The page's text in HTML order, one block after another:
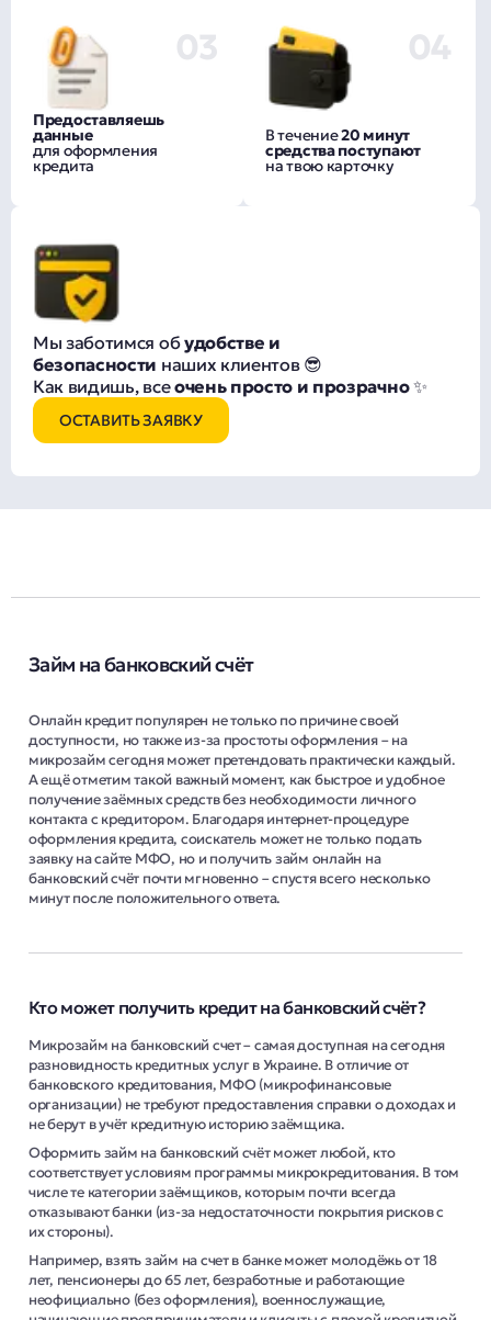
03
Предоставляешь
данные
для оформления
кредита
04
В течение20 минут
средства поступают
на твою карточку
Мы заботимся обудобстве и
безопасности наших клиентов 😎
Как видишь, всеочень просто и прозрачно✨
ОСТАВИТЬ ЗАЯВКУ
Займ на банковский счёт
Онлайн кредит популярен не только по причине своей
доступности, но также из-за простоты оформления – на
микрозайм сегодня может претендовать практически каждый.
А ещё отметим такой важный момент, как быстрое и удобное
получение заёмных средств без необходимости личного
контакта с кредитором. Благодаря интернет-процедуре
оформления кредита, соискатель может не только подать
заявку на сайте МФО, но и получить займ онлайн на
банковский счёт почти мгновенно – спустя всего несколько
минут после положительного ответа.
Кто может получить кредит на банковский счёт?
Микрозайм на банковский счет – самая доступная на сегодня
разновидность кредитных услуг в Украине. В отличие от
банковского кредитования, МФО (микрофинансовые
организации) не требуют предоставления справки о доходах и
не берут в учёт кредитную историю заёмщика.
Оформить займ на банковский счёт может любой, кто
соответствует условиям программы микрокредитования. В том
числе те категории заёмщиков, которым почти всегда
отказывают банки (из-за недостаточности покрытия рисков с
их стороны).
Например, взять займ на счет в банке может молодёжь от 18
лет, пенсионеры до 65 лет, безработные и работающие
неофициально (без оформления), военнослужащие,